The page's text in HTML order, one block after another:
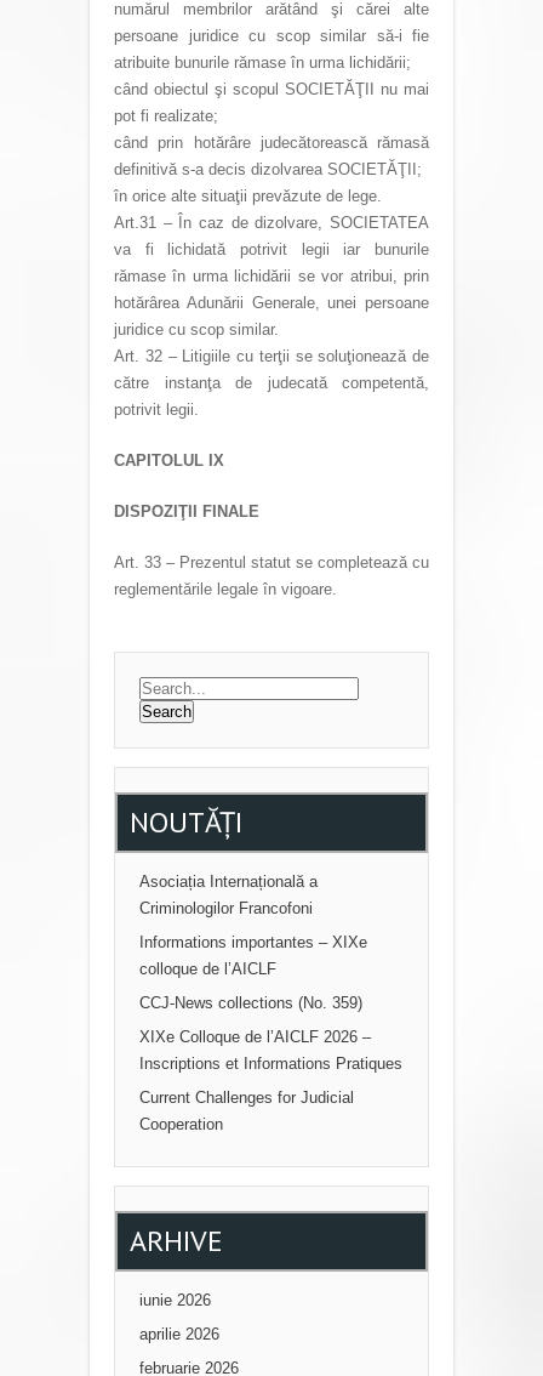
numărul membrilor arătând şi cărei alte
persoane juridice cu scop similar să-i fie
atribuite bunurile rămase în urma lichidării;
când obiectul şi scopul SOCIETĂŢII nu mai
pot fi realizate;
când prin hotărâre judecătorească rămasă
definitivă s-a decis dizolvarea SOCIETĂŢII;
în orice alte situaţii prevăzute de lege.
Art.31 – În caz de dizolvare, SOCIETATEA
va fi lichidată potrivit legii iar bunurile
rămase în urma lichidării se vor atribui, prin
hotărârea Adunării Generale, unei persoane
juridice cu scop similar.
Art. 32 – Litigiile cu terţii se soluţionează de
către instanţa de judecată competentă,
potrivit legii.
CAPITOLUL IX
DISPOZIŢII FINALE
Art. 33 – Prezentul statut se completează cu
reglementările legale în vigoare.
NOUTĂȚI
Asociația Internațională a
Criminologilor Francofoni
Informations importantes – XIXe
colloque de l’AICLF
CCJ-News collections (No. 359)
XIXe Colloque de l’AICLF 2026 –
Inscriptions et Informations Pratiques
Current Challenges for Judicial
Cooperation
ARHIVE
iunie 2026
aprilie 2026
februarie 2026